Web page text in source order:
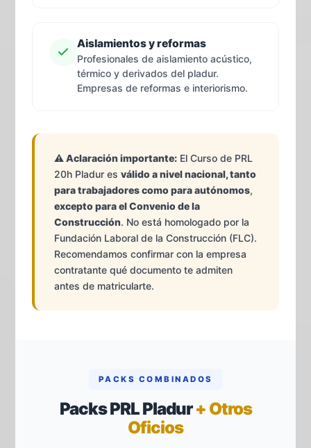
Aislamientos y reformas
Profesionales de aislamiento acústico,
térmico y derivados del pladur.
Empresas de reformas e interiorismo.
⚠️ Aclaración importante: El Curso de PRL
20h Pladur esválido a nivel nacional, tanto
para trabajadores como para autónomos,
excepto para el Convenio de la
Construcción. No está homologado por la
Fundación Laboral de la Construcción (FLC).
Recomendamos confirmar con la empresa
contratante qué documento te admiten
antes de matricularte.
PACKS COMBINADOS
Packs PRL Pladur+ Otros
Oficios